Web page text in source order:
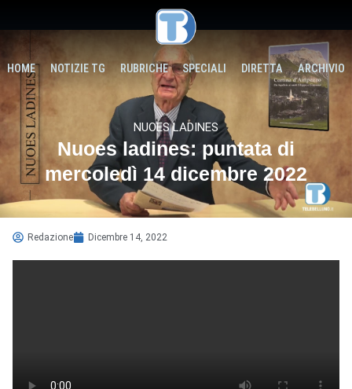
HOME NOTIZIE TG RUBRICHE SPECIALI DIRETTA ARCHIVIO
NUOES LADINES
Nuoes ladines: puntata di
mercoledì 14 dicembre 2022
Redazione Dicembre 14, 2022